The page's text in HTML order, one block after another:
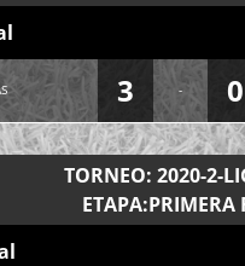
3 - 0
TORNEO: 2020-2-
ETAPA:PRIMERA